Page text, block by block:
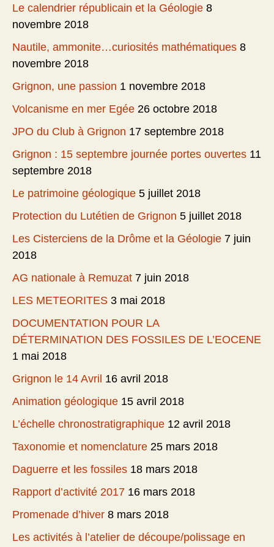
Le calendrier républicain et la Géologie 8
novembre 2018
Nautile, ammonite…curiosités mathématiques 8
novembre 2018
Grignon, une passion 1 novembre 2018
Volcanisme en mer Egée 26 octobre 2018
JPO du Club à Grignon 17 septembre 2018
Grignon : 15 septembre journée portes ouvertes 11
septembre 2018
Le patrimoine géologique 5 juillet 2018
Protection du Lutétien de Grignon 5 juillet 2018
Les Cisterciens de la Drôme et la Géologie 7 juin
2018
AG nationale à Remuzat 7 juin 2018
LES METEORITES 3 mai 2018
DOCUMENTATION POUR LA
DÉTERMINATION DES FOSSILES DE L’EOCENE
1 mai 2018
Grignon le 14 Avril 16 avril 2018
Animation géologique 15 avril 2018
L’échelle chronostratigraphique 12 avril 2018
Taxonomie et nomenclature 25 mars 2018
Daguerre et les fossiles 18 mars 2018
Rapport d’activité 2017 16 mars 2018
Promenade d’hiver 8 mars 2018
Les activités à l’atelier de découpe/polissage en